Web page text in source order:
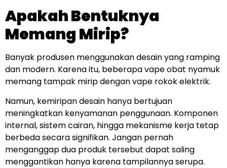
Apakah Bentuknya
Memang Mirip?
Banyak produsen menggunakan desain yang ramping
dan modern. Karena itu, beberapa vape obat nyamuk
memang tampak mirip dengan vape rokok elektrik.
Namun, kemiripan desain hanya bertujuan
meningkatkan kenyamanan penggunaan. Komponen
internal, sistem cairan, hingga mekanisme kerja tetap
berbeda secara signifikan. Jangan pernah
menganggap dua produk tersebut dapat saling
menggantikan hanya karena tampilannya serupa.